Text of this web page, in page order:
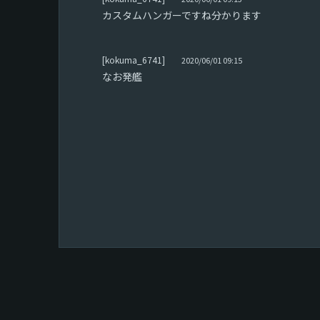
カスタムハンガーですね分かります
[kokuma_6741] 2020/06/01 09:15
なお発艦